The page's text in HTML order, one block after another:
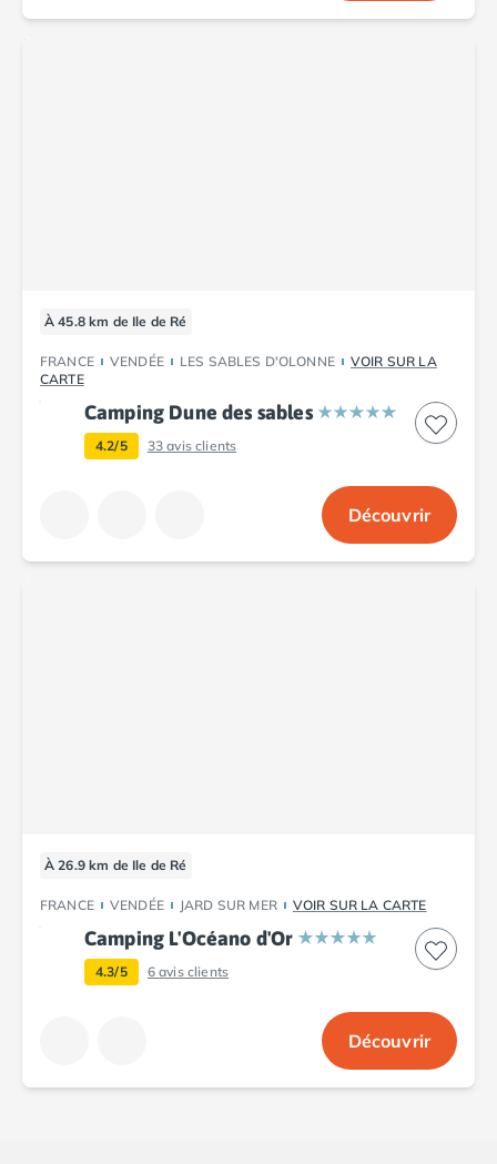
À 45.8 km de Ile de Ré
FRANCE VENDÉE LES SABLES D'OLONNE
VOIR SUR LA
CARTE
Camping Dune des sables
4.2/5 33avis clients
Découvrir
À 26.9 km de Ile de Ré
FRANCE VENDÉE JARD SUR MER VOIR SUR LA CARTE
Camping L'Océano d'Or
4.3/5 6avis clients
Découvrir